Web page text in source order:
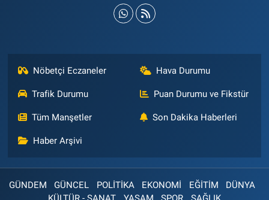
Nöbetçi Eczaneler Hava Durumu
Trafik Durumu Puan Durumu ve Fikstür
Tüm Manşetler Son Dakika Haberleri
Haber Arşivi
GÜNDEM GÜNCEL POLİTİKA EKONOMİ EĞİTİM
DÜNYA